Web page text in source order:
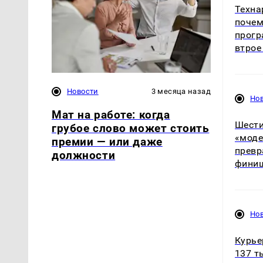
Новости 3 месяца назад
Мат на работе: когда
грубое слово может стоить
премии — или даже
должности
137